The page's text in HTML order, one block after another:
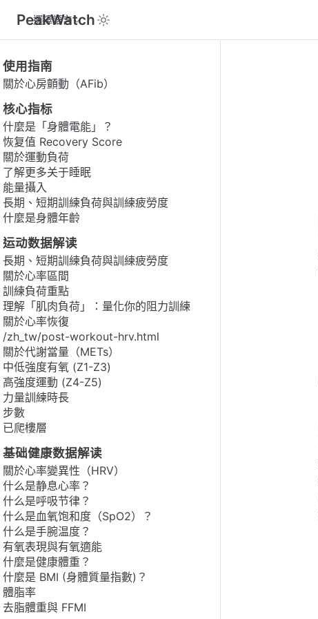
PeakWatch
選擇語言
使用指南
關於心房顫動（AFib）
核心指标
什麼是「身體電能」？
恢复值 Recovery Score
關於運動負荷
了解更多关于睡眠
能量攝入
長期、短期訓練負荷與訓練疲勞度
什麼是身體年齡
运动数据解读
長期、短期訓練負荷與訓練疲勞度
關於心率區間
訓練負荷重點
理解「肌肉負荷」：量化你的阻力訓練
關於心率恢復
/zh_tw/post-workout-hrv.html
關於代謝當量（METs）
中低強度有氧 (Z1-Z3)
高強度運動 (Z4-Z5)
力量訓練時長
步數
已爬樓層
基础健康数据解读
關於心率變異性（HRV）
什么是静息心率？
什么是呼吸节律？
什么是血氧饱和度（SpO2）？
什么是手腕温度？
有氧表現與有氧適能
什麼是健康體重？
什麼是 BMI (身體質量指數)？
體脂率
去脂體重與 FFMI